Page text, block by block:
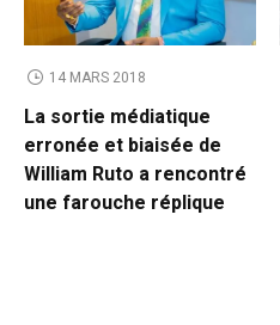
14 MARS 2018
La sortie médiatique
erronée et biaisée de
William Ruto a rencontré
une farouche réplique